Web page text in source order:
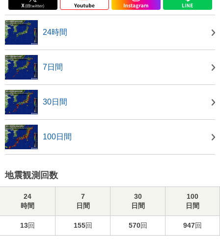
24時間
7日間
30日間
100日間
地震観測回数
24
時間
7
日間
30
日間
100
日間
13回 155回 570回 947回